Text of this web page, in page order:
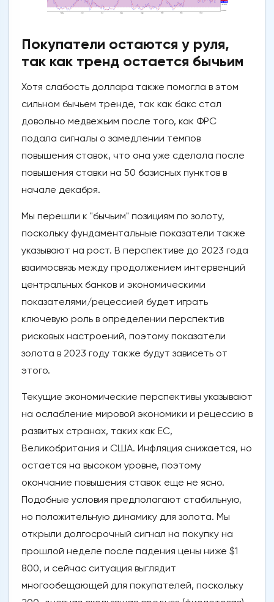
Покупатели остаются у руля,
так как тренд остается бычьим
Хотя слабость доллара также помогла в этом
сильном бычьем тренде, так как бакс стал
довольно медвежьим после того, как ФРС
подала сигналы о замедлении темпов
повышения ставок, что она уже сделала после
повышения ставки на 50 базисных пунктов в
начале декабря.
Мы перешли к "бычьим" позициям по золоту,
поскольку фундаментальные показатели также
указывают на рост. В перспективе до 2023 года
взаимосвязь между продолжением интервенций
центральных банков и экономическими
показателями/рецессией будет играть
ключевую роль в определении перспектив
рисковых настроений, поэтому показатели
золота в 2023 году также будут зависеть от
этого.
Текущие экономические перспективы указывают
на ослабление мировой экономики и рецессию в
развитых странах, таких как ЕС,
Великобритания и США. Инфляция снижается, но
остается на высоком уровне, поэтому
окончание повышения ставок еще не ясно.
Подобные условия предполагают стабильную,
но положительную динамику для золота. Мы
открыли долгосрочный сигнал на покупку на
прошлой неделе после падения цены ниже $1
800, и сейчас ситуация выглядит
многообещающей для покупателей, поскольку